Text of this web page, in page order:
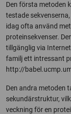
Den första metoden
testade
idag ofta använd
proteinsekvenser.
tillgänglig via
familj ett intressant
http://
Den andra metoden
sekundärstruktur,
veckning för en